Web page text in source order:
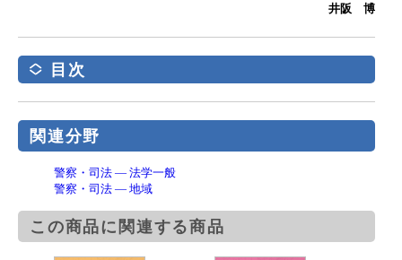
井阪 博
目次
関連分野
警察・司法 ― 法学一般
警察・司法 ― 地域
この商品に関連する商品